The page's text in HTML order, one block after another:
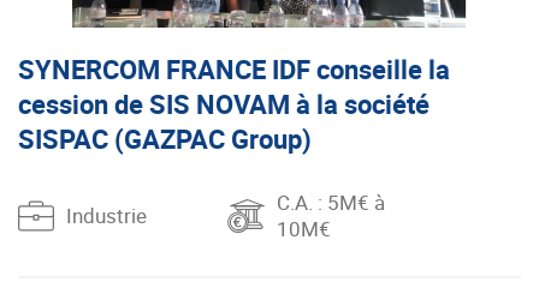
SYNERCOM FRANCE IDF conseille la
cession de SIS NOVAM à la société
SISPAC (GAZPAC Group)
Industrie C.A. : 5M€ à
10M€